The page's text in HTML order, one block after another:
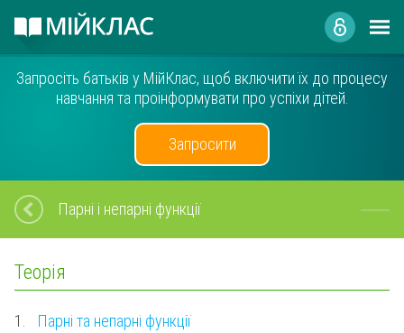
Запросіть батьків у МійКлас, щоб включити їх до процесу
навчання та проінформувати про успіхи дітей.
Запросити
Парні і непарні функції
Теорія
1. Парні та непарні функції